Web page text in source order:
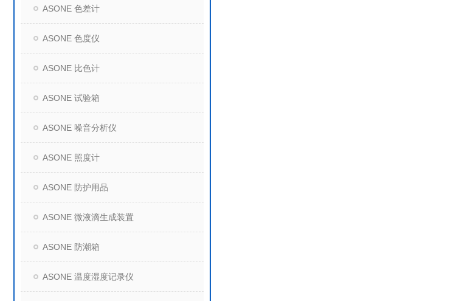
ASONE 色差计
ASONE 色度仪
ASONE 比色计
ASONE 试验箱
ASONE 噪音分析仪
ASONE 照度计
ASONE 防护用品
ASONE 微液滴生成装置
ASONE 防潮箱
ASONE 温度湿度记录仪